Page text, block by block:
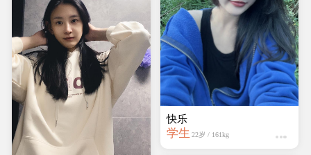
快乐
学生 22岁 / 161kg